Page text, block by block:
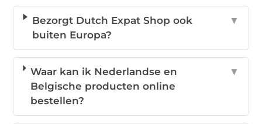
Bezorgt Dutch Expat Shop ook
buiten Europa?
▼
Waar kan ik Nederlandse en
Belgische producten online
bestellen?
▼